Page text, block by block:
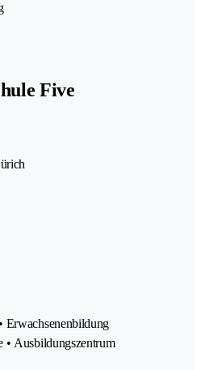
Five
Erwachsenenbildung
• Ausbildungszentrum